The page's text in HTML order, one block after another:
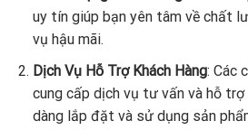
uy tín giúp bạn yên tâm về chất
vụ hậu mãi.
Dịch Vụ Hỗ Trợ Khách Hàng: Các
cung cấp dịch vụ tư vấn và hỗ
dàng lắp đặt và sử dụng sản